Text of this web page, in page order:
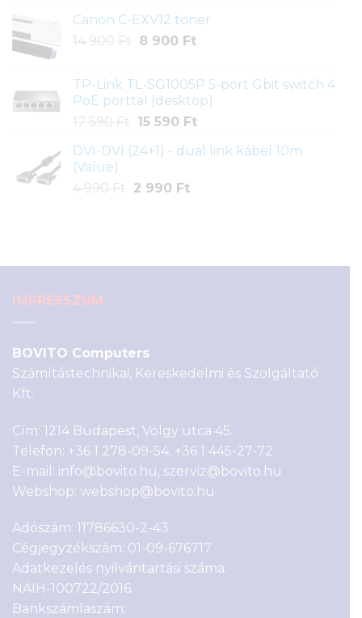
was:
10
is:
7
Canon C-EXV12 toner
14 900 Ft
Original
14
900 Ft.
8 900 FtCurrent
8
900 Ft.
TP-Link TL-SG1005P 5-port Gbit switch 4
PoE porttal (desktop)
17 590 Ft
Original
was:
590 Ft.
15 590 FtCurrent
is:
DVI-DVI (24+1) - dual link kábel 10m
(Value)
4 990 Ft
Original
2 990 FtCurrent
IMPRESSZUM
BOVITO Computers
Számítástechnikai, Kereskedelmi és Szolgáltató
Kft.
Cím: 1214 Budapest, Völgy utca 45.
Telefon: +36 1 278-09-54, +36 1 445-27-72
E-mail: info@bovito.hu, szerviz@bovito.hu
Webshop: webshop@bovito.hu
Adószám: 11786630-2-43
Cégjegyzékszám: 01-09-676717
Adatkezelés nyilvántartási száma:
NAIH-100722/2016.
Bankszámlaszám: